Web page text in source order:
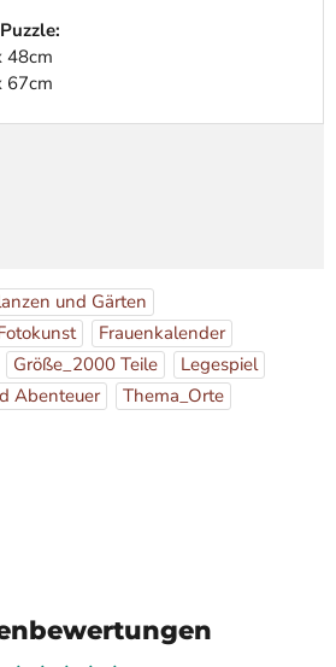
48cm
67cm
und Gärten
Frauenkalender
Größe_2000 Teile
Legespiel
Abenteuer
Thema_Orte